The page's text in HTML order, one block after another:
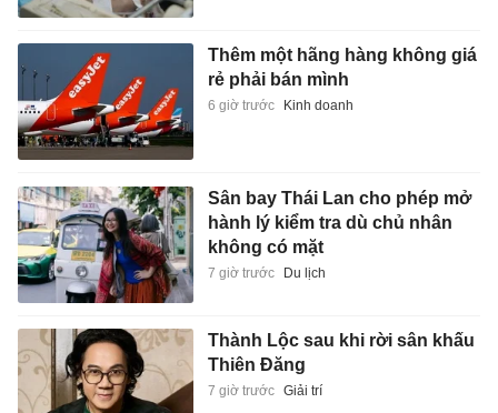
Thêm một hãng hàng không giá
rẻ phải bán mình
6 giờ trước Kinh doanh
Sân bay Thái Lan cho phép mở
hành lý kiểm tra dù chủ nhân
không có mặt
7 giờ trước Du lịch
Thành Lộc sau khi rời sân khấu
Thiên Đăng
7 giờ trước Giải trí